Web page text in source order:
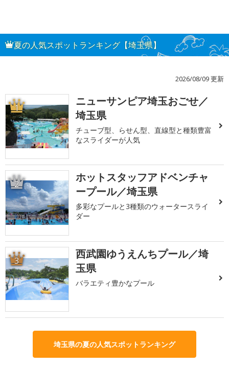
夏の人気スポットランキング【埼玉県】
2026/08/09 更新
1
ニューサンピア埼玉おごせ／
埼玉県
チューブ型、らせん型、直線型と種類豊富
なスライダーが人気
2
ホットスタッフアドベンチャ
ープール／埼玉県
多彩なプールと3種類のウォータースライ
ダー
3
西武園ゆうえんちプール／埼
玉県
バラエティ豊かなプール
埼玉県の夏の人気スポットランキング